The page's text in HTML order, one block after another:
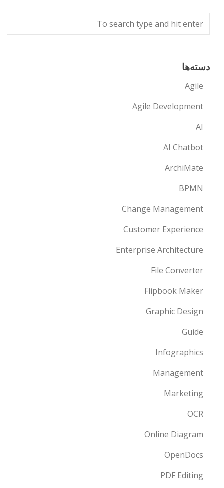
دسته‌ها
Agile
Agile Development
AI
AI Chatbot
ArchiMate
BPMN
Change Management
Customer Experience
Enterprise Architecture
File Converter
Flipbook Maker
Graphic Design
Guide
Infographics
Management
Marketing
OCR
Online Diagram
OpenDocs
PDF Editing